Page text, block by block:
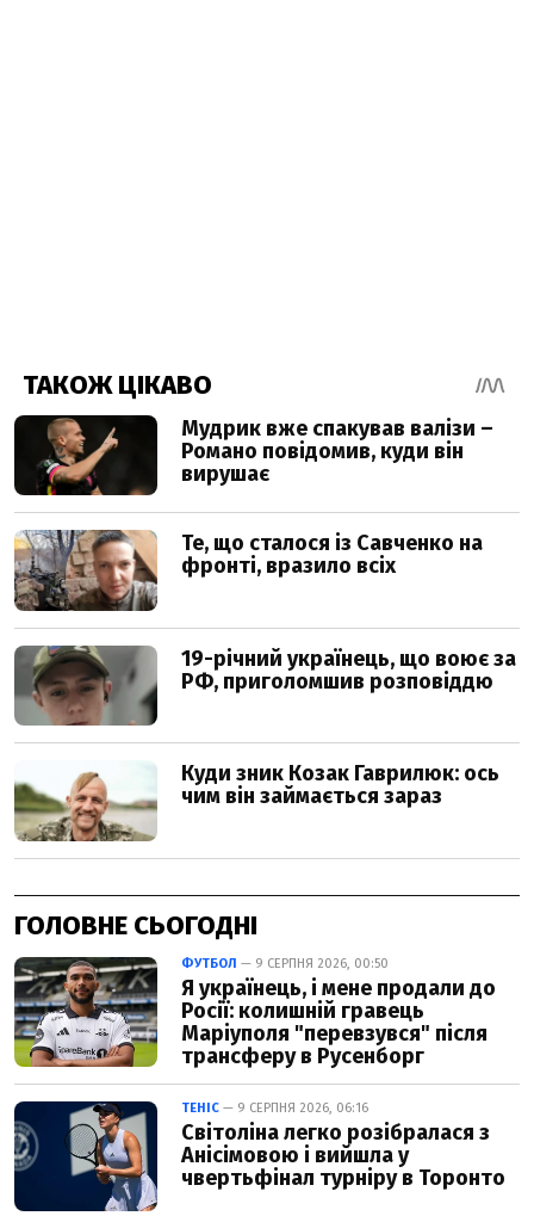
ГОЛОВНЕ СЬОГОДНІ
ФУТБОЛ — 9 СЕРПНЯ 2026, 00:50
Я українець, і мене продали до
Росії: колишній гравець
Маріуполя "перевзувся" після
трансферу в Русенборг
ТЕНІС — 9 СЕРПНЯ 2026, 06:16
Світоліна легко розібралася з
Анісімовою і вийшла у
чвертьфінал турніру в Торонто